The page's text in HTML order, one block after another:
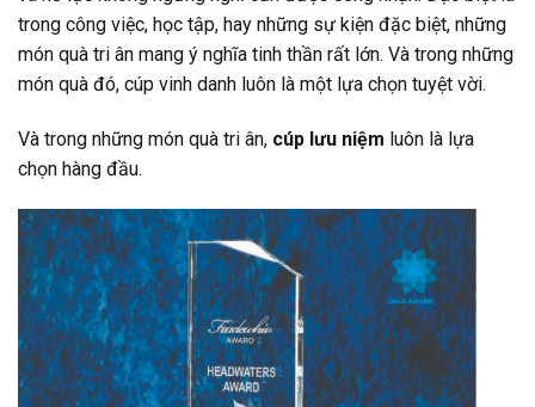
trong công việc, học tập, hay những sự kiện đặc biệt, những
món quà tri ân mang ý nghĩa tinh thần rất lớn. Và trong những
món quà đó, cúp vinh danh luôn là một lựa chọn tuyệt vời.
Và trong những món quà tri ân, cúp lưu niệm luôn là lựa
chọn hàng đầu.